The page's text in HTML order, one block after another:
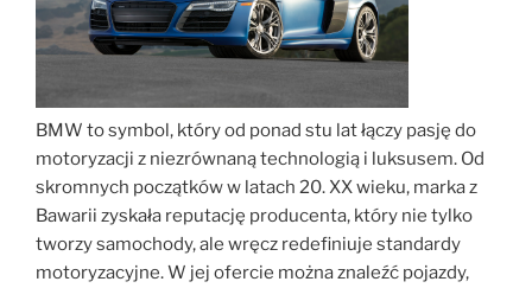
BMW to symbol, który od ponad stu lat łączy pasję do
motoryzacji z niezrównaną technologią i luksusem. Od
skromnych początków w latach 20. XX wieku, marka z
Bawarii zyskała reputację producenta, który nie tylko
tworzy samochody, ale wręcz redefiniuje standardy
motoryzacyjne. W jej ofercie można znaleźć pojazdy,